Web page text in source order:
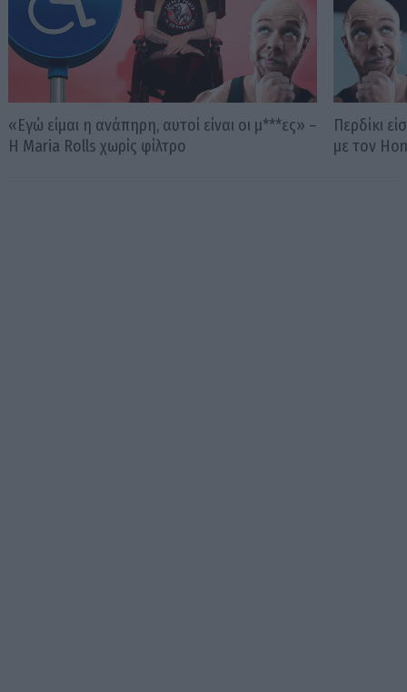
«Εγώ είμαι η ανάπηρη, αυτοί είναι οι μ***ες» –
Η Maria Rolls χωρίς φίλτρο
Περδίκι
με τον